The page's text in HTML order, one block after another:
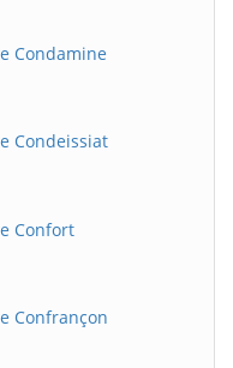
Condamine
Condeissiat
Confort
Confrançon